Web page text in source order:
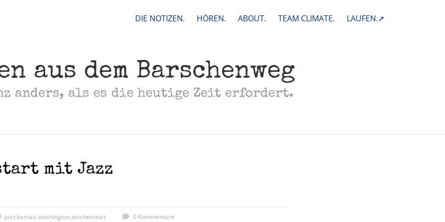
DIE NOTIZEN. HÖREN. ABOUT. TEAM CLIMATE. LAUFEN.➚
aus dem Barschenweg
anders, als es die heutige Zeit erfordert.
mit Jazz
jazz,kamasi washington,wochenstart 0 Kommentare